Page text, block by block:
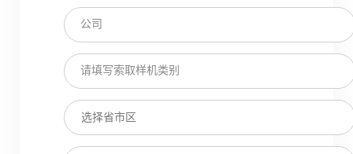
公司
请填写索取样机类别